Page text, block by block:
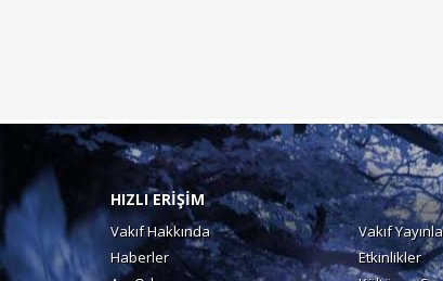
HIZLI ERİŞİM
Vakıf Hakkında
Vakıf
Haberler
Etkinlikler